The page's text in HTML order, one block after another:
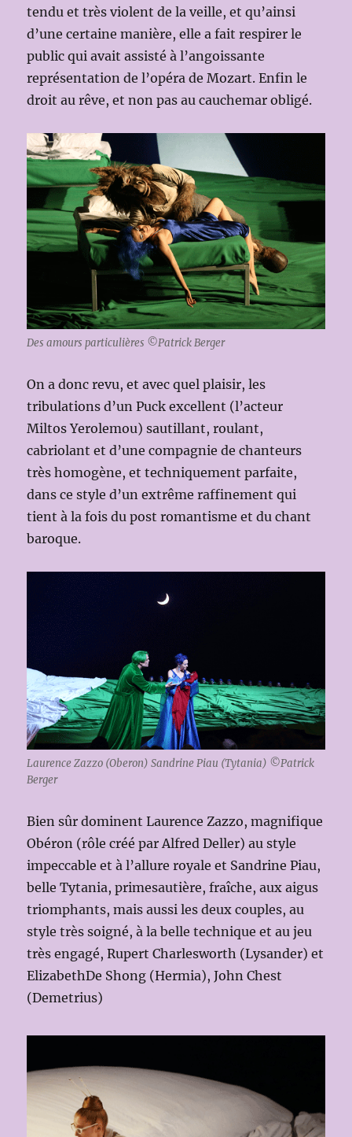
tendu et très violent de la veille, et qu’ainsi
d’une certaine manière, elle a fait respirer le
public qui avait assisté à l’angoissante
représentation de l’opéra de Mozart. Enfin le
droit au rêve, et non pas au cauchemar obligé.
Des amours particulières ©Patrick Berger
On a donc revu, et avec quel plaisir, les
tribulations d’un Puck excellent (l’acteur
Miltos Yerolemou) sautillant, roulant,
cabriolant et d’une compagnie de chanteurs
très homogène, et techniquement parfaite,
dans ce style d’un extrême raffinement qui
tient à la fois du post romantisme et du chant
baroque.
Laurence Zazzo (Oberon) Sandrine Piau (Tytania) ©Patrick
Berger
Bien sûr dominent Laurence Zazzo, magnifique
Obéron (rôle créé par Alfred Deller) au style
impeccable et à l’allure royale et Sandrine Piau,
belle Tytania, primesautière, fraîche, aux aigus
triomphants, mais aussi les deux couples, au
style très soigné, à la belle technique et au jeu
très engagé, Rupert Charlesworth (Lysander) et
ElizabethDe Shong (Hermia), John Chest
(Demetrius)